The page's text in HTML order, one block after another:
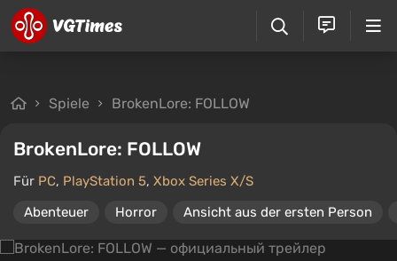
Spiele BrokenLore: FOLLOW
BrokenLore: FOLLOW
Für PC, PlayStation 5, Xbox Series X/S
Abenteuer
Horror Ansicht aus der ersten Person